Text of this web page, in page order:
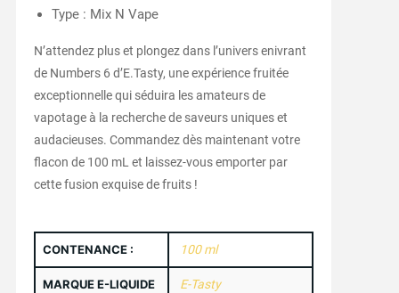
Type : Mix N Vape
N’attendez plus et plongez dans l’univers enivrant
de Numbers 6 d’E.Tasty, une expérience fruitée
exceptionnelle qui séduira les amateurs de
vapotage à la recherche de saveurs uniques et
audacieuses. Commandez dès maintenant votre
flacon de 100 mL et laissez-vous emporter par
cette fusion exquise de fruits !
CONTENANCE : 100 ml
MARQUE E-LIQUIDE
E-Tasty